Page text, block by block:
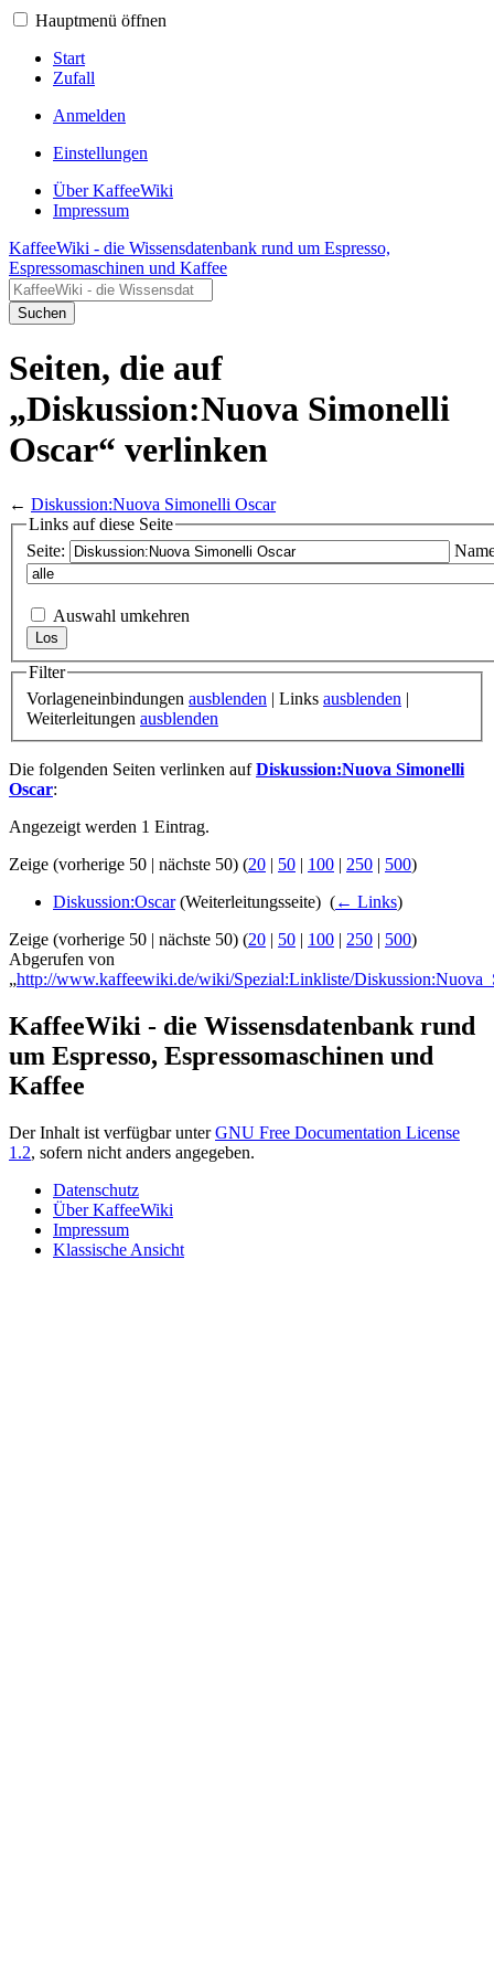
Hauptmenü öffnen
Start
Zufall
Anmelden
Einstellungen
Über KaffeeWiki
Impressum
KaffeeWiki - die Wissensdatenbank rund um Espresso,
Espressomaschinen und Kaffee
Suchen
Seiten, die auf
„Diskussion:Nuova Simonelli
Oscar“ verlinken
← Diskussion:Nuova Simonelli Oscar
Links auf diese Seite
Seite:
Auswahl umkehren
Filter
Vorlageneinbindungen ausblenden | Links ausblenden |
Weiterleitungen ausblenden
Die folgenden Seiten verlinken aufDiskussion:Nuova Simonelli
Oscar:
Angezeigt werden 1 Eintrag.
Zeige (vorherige 50 | nächste 50) (20 | 50 | 100 | 250 | 500)
Diskussion:Oscar(Weiterleitungsseite) ‎ (← Links)
Zeige (vorherige 50 | nächste 50) (20 | 50 | 100 | 250 | 500)
Abgerufen von
„http://www.kaffeewiki.de/wiki/Spezial:Linkliste/
KaffeeWiki - die Wissensdatenbank rund
um Espresso, Espressomaschinen und
Kaffee
Der Inhalt ist verfügbar unterGNU Free Documentation License
1.2, sofern nicht anders angegeben.
Datenschutz
Über KaffeeWiki
Impressum
Klassische Ansicht